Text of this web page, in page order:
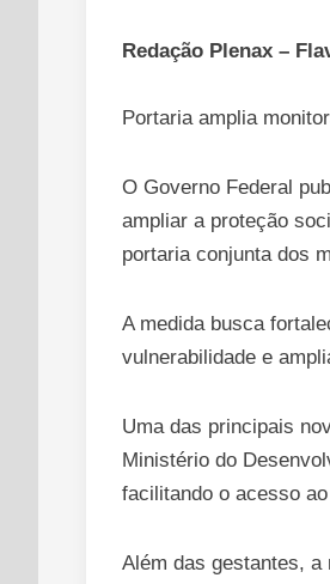
Redação Plenax –
Portaria amplia
O Governo Federal
ampliar a proteção
portaria conjunta dos
A medida busca
vulnerabilidade e
Uma das principais
Ministério do
facilitando o acesso
Além das gestantes, a